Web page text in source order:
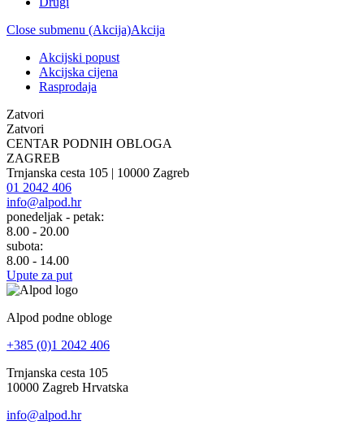
Close submenu (Akcija)Akcija
Akcijski popust
Akcijska cijena
Rasprodaja
Zatvori
Zatvori
CENTAR PODNIH OBLOGA
ZAGREB
Trnjanska cesta 105 | 10000 Zagreb
01 2042 406
info@alpod.hr
ponedeljak - petak:
8.00 - 20.00
subota:
8.00 - 14.00
Upute za put
Alpod podne obloge
+385 (0)1 2042 406
Trnjanska cesta 105
10000 Zagreb Hrvatska
info@alpod.hr